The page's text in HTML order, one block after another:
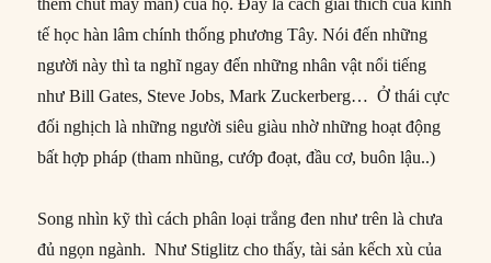
tế học hàn lâm chính thống phương Tây. Nói đến những
người này thì ta nghĩ ngay đến những nhân vật nổi tiếng
như Bill Gates, Steve Jobs, Mark Zuckerberg… Ở thái cực
đối nghịch là những người siêu giàu nhờ những hoạt động
bất hợp pháp (tham nhũng, cướp đoạt, đầu cơ, buôn lậu..)
Song nhìn kỹ thì cách phân loại trắng đen như trên là chưa
đủ ngọn ngành. Như Stiglitz cho thấy, tài sản kếch xù của